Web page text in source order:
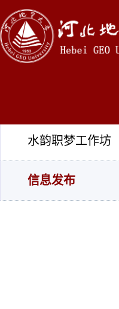
学生工作
水韵职梦工作坊
信息发布